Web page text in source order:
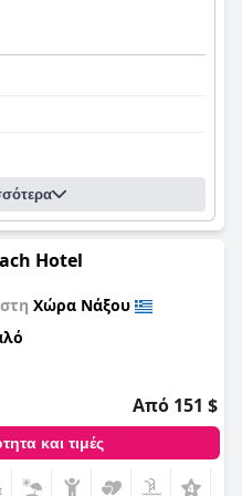
Hotel
Χώρα Νάξου
Από 151 $
και τιμές